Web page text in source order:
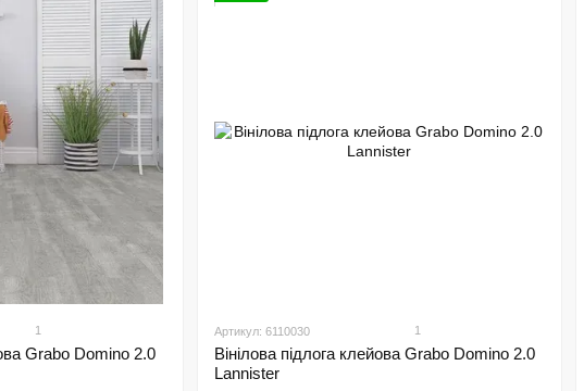
Висока зносостійкість
Повна вологостійкість
Підходить для теплої підлоги
Стійкість до побутових навантажень
Простий монтаж і догляд
Вінілова підлога Grabo підходить для кухні коридору вітальні
високою прохідністю Покриття має хороші акустичні властивості
Колекції бренду пропонують широкий вибір декорів під
створити гармонійний інтерєр у будь якому стилі
У магазині Woodler ви можете купити вінілову підлогу Grabo з
практичне рішення для довговічної та сучасної підлоги
1
Grabo Domino 2.0
Артикул: 6110030 1
Вінілова підлога клейова Grabo Domino 2.0
Lannister